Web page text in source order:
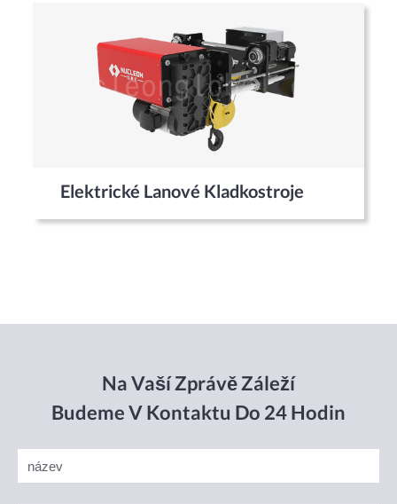
Elektrické Lanové Kladkostroje
Na Vaší Zprávě Záleží
Budeme V Kontaktu Do 24 Hodin